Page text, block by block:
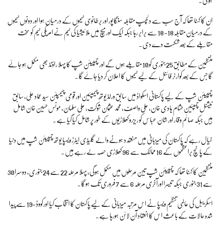
ان کا کہنا تھا کہ آج سب سے دلچسپ مقابلہ سنگاپور اور برطانوی ٹیموں کے درمیان ہوا اور دونوں ٹیموں
کے درمیان مقابلہ 18- 18 سے برابر رہا جبکہ ایک اور میچ میں ملائیشیا کی ٹیم نے امریکی ٹیم کو سخت
مقابلے کے بعد شکست دے دی۔
منتظمین کے مطابق 25 جنوری کو 10 مقابلے ہوں گے اور چمپیئن شپ کا پہلا راؤنڈ بھی مکمل ہو جائے
گا جس کے بعد کوارٹر فائنل کے لیے ٹیموں کا اعلان کر دیا جائے گا۔
چمپیئن شپ کے لیے پاکستانی اسکواڈ میں سابق ورلڈ یوتھ چیمپئین اور قومی چیمپئن سید عماد علی، سابق
نیشنل چمپئین حشام ہادی خان، علی واصف، محمد عثمان شوکت، علی سلمان، مونس حسین خان شامل
ہیں جبکہ صائم وقار اور شان عباس کو ریزرو کھلاڑیوں کے طور پر شامل کیا گیا ہے۔
خیال رہے کہ پاکستان کی میزبانی میں منعقد د ہونے والے گلیڈی ایٹرز ویسپا یوتھ چمپیئن شپ میں دنیا
کے پانچ براعظموں کے 16 ممالک سے 96 کھلاڑی حصہ لے رہے ہیں۔
منتظمین کا کہنا تھا کہ چمپیئن شپ تین مرحلوں میں مکمل ہوگی، پہلا مرحلہ 22 سے 24 جنوری، دوسرا 30
سے 31 جنوری جبکہ تیسرا اورآخری مرحلہ 6 سے 7 فروری تک ہوگا۔
اسکریبل کی عالمی تنظیم ویسپا نے اس مرتبہ میزبانی کے لیے پاکستان کا انتخاب کیا اورکووڈ-19 سے پیدا
شدہ حالات کے باعث اس کا انعقاد آن لائن ہورہا ہے۔